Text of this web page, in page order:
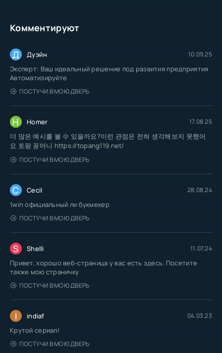
Комментируют
Д Дуэйн 10.09.25
Эксперт: Ваш идеальный решение под развития предприятия
Автоматизируйте
ПОСТУЧИ В МОЮ ДВЕРЬ
H Homer 17.08.25
더 많은 예시를 볼 수 있을까요?이런 관점은 전혀 생각해보지 못했어
요 토팡 꽁머니 https://topang119.net/
ПОСТУЧИ В МОЮ ДВЕРЬ
C Cecil 28.08.24
1win официальный ли букмекер
ПОСТУЧИ В МОЮ ДВЕРЬ
S Shelli 11.07.24
Привет, хорошо веб-страница у вас есть здесь. Посетите
также мою страничку
ПОСТУЧИ В МОЮ ДВЕРЬ
I indiaf 04.03.23
Крутой сериал!
ПОСТУЧИ В МОЮ ДВЕРЬ